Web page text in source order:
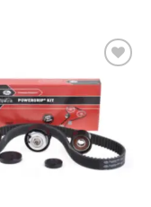
Añadir
a la
lista de
deseos